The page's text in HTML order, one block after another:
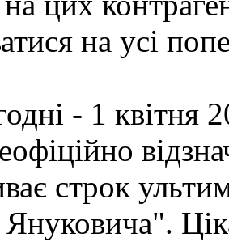
на усі
- 1 квітня
строк